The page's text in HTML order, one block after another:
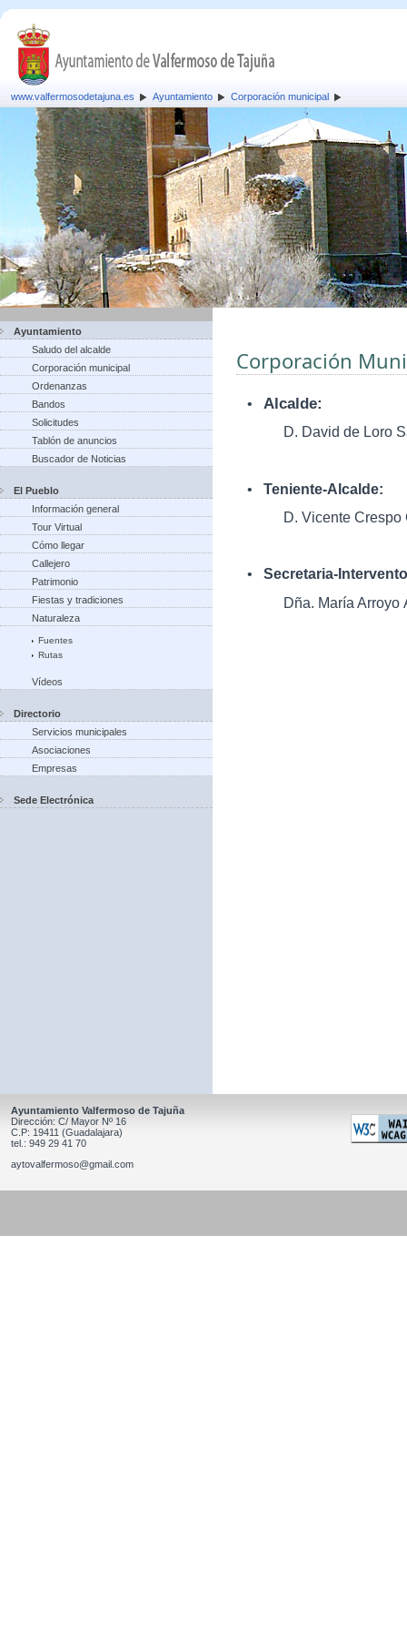
www.valfermosodetajuna.es Ayuntamiento Corporación municipal
Ayuntamiento
Saludo del alcalde
Corporación municipal
Ordenanzas
Bandos
Solicitudes
Tablón de anuncios
Buscador de Noticias
El Pueblo
Información general
Tour Virtual
Cómo llegar
Callejero
Patrimonio
Fiestas y tradiciones
Naturaleza
Fuentes
Rutas
Vídeos
Directorio
Servicios municipales
Asociaciones
Empresas
Sede Electrónica
Corporación
• Alcalde:
D. David de Loro
• Teniente-Alcalde:
D. Vicente Crespo
• Secretaria-
Dña. María Arroyo
Ayuntamiento Valfermoso de Tajuña
Dirección: C/ Mayor Nº 16
C.P: 19411 (Guadalajara)
tel.: 949 29 41 70
aytovalfermoso@gmail.com